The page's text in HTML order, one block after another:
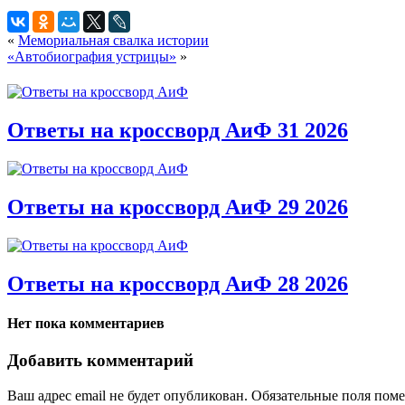
« Мемориальная свалка истории
«Автобиография устрицы» »
Ответы на кроссворд АиФ 31 2026
Ответы на кроссворд АиФ 29 2026
Ответы на кроссворд АиФ 28 2026
Нет пока комментариев
Добавить комментарий
Ваш адрес email не будет опубликован. Обязательные поля